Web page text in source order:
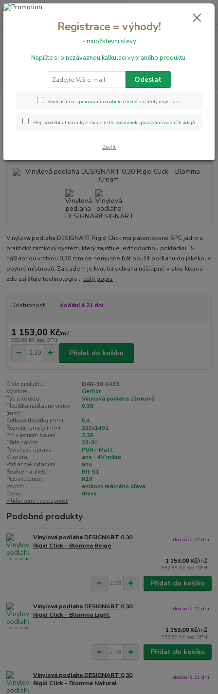
+420 731 199 591 0,00 Kč
Vinylové podlahy
Vinylová podlaha DESIGNART 0,30 Rigid Click -
Vinylová podlaha DESIGNART
0,30 Rigid Click - Blomma Cream
Vinylová podlaha DESIGNART Rigid Click má patentované SPC jádro a
praktický zámkový systém, který zajišťuje jednoduchou pokládku. S
nášlapnou vrstvou 0,30 mm se nemusíte bát použít podlahu do jakékoliv
obytné místnosti. Základem je kvalitní ochrana nášlapné vrstvy, kterou
zde zajišťuje technologie... celý popis
Dostupnost dodání á 21 dní
1 153,00 Kč/m2
952,89 Kč bez DPH
Přidat do košíku
Číslo produktu:
DAR-30-1463
Výrobce:
Gerflor
Typ produktu:
Vinylová podlaha zámková
Tloušťka nášlapné vrstvy
(mm):
0,30
Celková tloušťka (mm):
5,4
Rozměr lamely (mm):
229x1492
m² v jednom balení:
2,39
Třída zátěže:
23-31
Povrchová úprava:
PUR+ Matt
V-spára:
ano - 4V mikro
Podlahové vytápění:
ano
Reakce na oheň:
Bfl-S1
Protiskluznost:
R10
Povrch:
emboss reálného dřeva
Dekor:
dřevo
Hlídat cenu / dostupnost
Podobné produkty
Vinylová podlaha DESIGNART 0,30
Rigid Click - Blomma Beige
1 153,00 Kč/m2
952,89 Kč bez DPH
dodání á 21 dní
Přidat do košíku
Vinylová podlaha DESIGNART 0,30
Rigid Click - Blomma Light
1 153,00 Kč/m2
952,89 Kč bez DPH
dodání á 21 dní
Přidat do košíku
Vinylová podlaha DESIGNART 0,30
Rigid Click - Blomma Natural
dodání á 21 dní
Registrace = výhody!
- množstevní slevy
Napište si o nezávaznou kalkulaci vybraného produktu.
Odeslat
Souhlasím se zpracováním osobních údajů pro účely registrace.
Přeji si odebírat novinky e-mailem dle podmínek zpracování osobních údajů.
Zavřít